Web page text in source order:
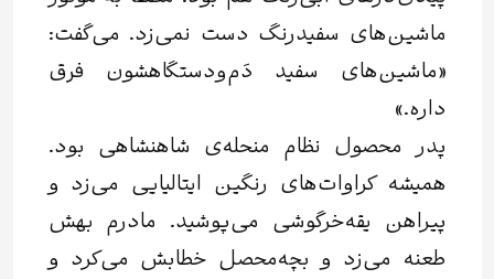
ماشین‌های سفیدرنگ دست نمی‌زد. می‌گفت:
«ماشین‌های سفید دَم‌و‌دستگاهشون فرق
داره.»
پدر محصول نظام منحله‌ی شاهنشاهی بود.
همیشه کراوات‌های رنگین ایتالیایی می‌زد و
پیراهن یقه‌خرگوشی می‌پوشید. مادرم بهش
طعنه می‌زد و بچه‌محصل خطابش می‌کرد و